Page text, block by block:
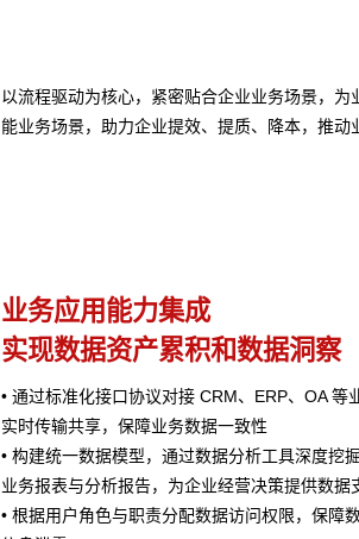
以流程驱动为核心，紧密贴合企业业务场景，
能业务场景，助力企业提效、提质、降本，推动
业务应用能力集成
实现数据资产累积和数据洞察
• 通过标准化接口协议对接 CRM、ERP、OA 等
实时传输共享，保障业务数据一致性
• 构建统一数据模型，通过数据分析工具深度挖
业务报表与分析报告，为企业经营决策提供数据
• 根据用户角色与职责分配数据访问权限，保障